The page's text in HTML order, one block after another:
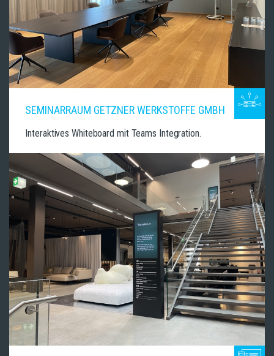
SEMINARRAUM GETZNER WERKSTOFFE GMBH
Interaktives Whiteboard mit Teams Integration.